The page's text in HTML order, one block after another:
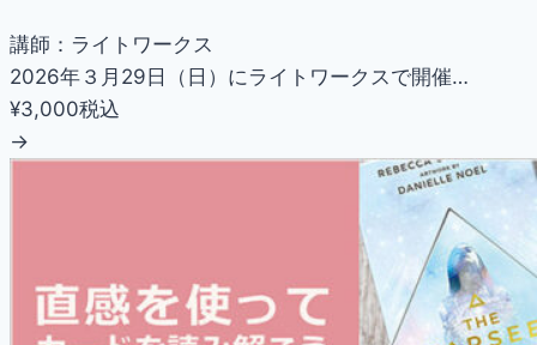
講師：ライトワークス
2026年３月29日（日）にライトワークスで開催…
¥3,000税込
→